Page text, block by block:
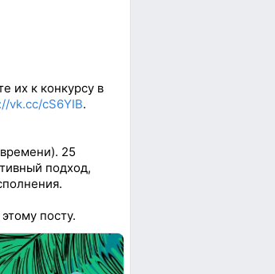
их к конкурсу в
vk.cc/cS6YIB.
25
подход,
посту.